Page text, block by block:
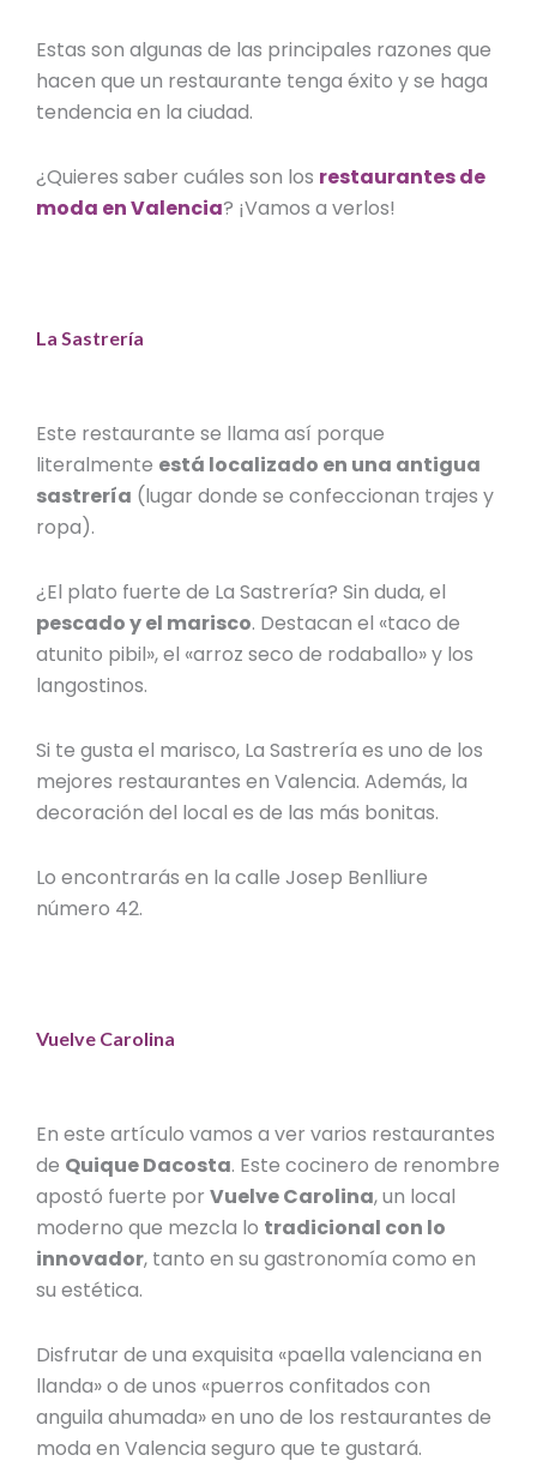
Estas son algunas de las principales razones que
hacen que un restaurante tenga éxito y se haga
tendencia en la ciudad.
¿Quieres saber cuáles son los restaurantes de
moda en Valencia? ¡Vamos a verlos!
La Sastrería
Este restaurante se llama así porque
literalmente está localizado en una antigua
sastrería (lugar donde se confeccionan trajes y
ropa).
¿El plato fuerte de La Sastrería? Sin duda, el
pescado y el marisco. Destacan el «taco de
atunito pibil», el «arroz seco de rodaballo» y los
langostinos.
Si te gusta el marisco, La Sastrería es uno de los
mejores restaurantes en Valencia. Además, la
decoración del local es de las más bonitas.
Lo encontrarás en la calle Josep Benlliure
número 42.
Vuelve Carolina
En este artículo vamos a ver varios restaurantes
de Quique Dacosta. Este cocinero de renombre
apostó fuerte porVuelve Carolina, un local
moderno que mezcla lo tradicional con lo
innovador, tanto en su gastronomía como en
su estética.
Disfrutar de una exquisita «paella valenciana en
llanda» o de unos «puerros confitados con
anguila ahumada» en uno de los restaurantes de
moda en Valenciaseguro que te gustará.